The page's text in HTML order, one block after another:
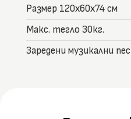
Размер 120x60x74 см
Макс. тегло 30кг.
Заредени музикални